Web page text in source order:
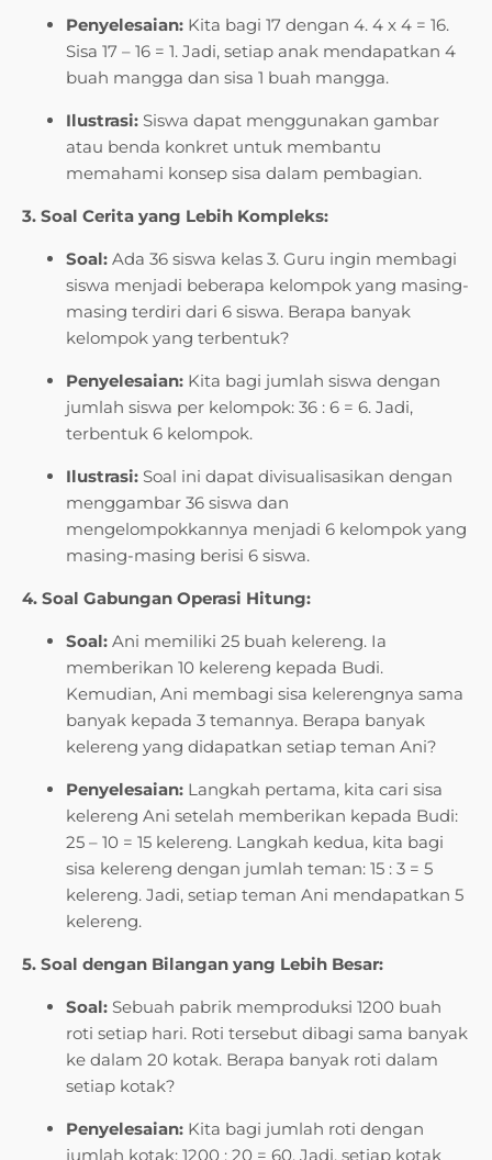
Penyelesaian: Kita bagi 17 dengan 4. 4 x 4 = 16.
Sisa 17 – 16 = 1. Jadi, setiap anak mendapatkan 4
buah mangga dan sisa 1 buah mangga.
Ilustrasi: Siswa dapat menggunakan gambar
atau benda konkret untuk membantu
memahami konsep sisa dalam pembagian.
3. Soal Cerita yang Lebih Kompleks:
Soal: Ada 36 siswa kelas 3. Guru ingin membagi
siswa menjadi beberapa kelompok yang masing-
masing terdiri dari 6 siswa. Berapa banyak
kelompok yang terbentuk?
Penyelesaian: Kita bagi jumlah siswa dengan
jumlah siswa per kelompok: 36 : 6 = 6. Jadi,
terbentuk 6 kelompok.
Ilustrasi: Soal ini dapat divisualisasikan dengan
menggambar 36 siswa dan
mengelompokkannya menjadi 6 kelompok yang
masing-masing berisi 6 siswa.
4. Soal Gabungan Operasi Hitung:
Soal: Ani memiliki 25 buah kelereng. Ia
memberikan 10 kelereng kepada Budi.
Kemudian, Ani membagi sisa kelerengnya sama
banyak kepada 3 temannya. Berapa banyak
kelereng yang didapatkan setiap teman Ani?
Penyelesaian: Langkah pertama, kita cari sisa
kelereng Ani setelah memberikan kepada Budi:
25 – 10 = 15 kelereng. Langkah kedua, kita bagi
sisa kelereng dengan jumlah teman: 15 : 3 = 5
kelereng. Jadi, setiap teman Ani mendapatkan 5
kelereng.
5. Soal dengan Bilangan yang Lebih Besar:
Soal: Sebuah pabrik memproduksi 1200 buah
roti setiap hari. Roti tersebut dibagi sama banyak
ke dalam 20 kotak. Berapa banyak roti dalam
setiap kotak?
Penyelesaian: Kita bagi jumlah roti dengan
jumlah kotak: 1200 : 20 = 60. Jadi, setiap kotak